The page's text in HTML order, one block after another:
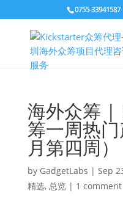
0755-33941587
海外众筹 |
筹一周热
月第四周）
by GadgetLabs | Sep
精选, 总览| 1 comment